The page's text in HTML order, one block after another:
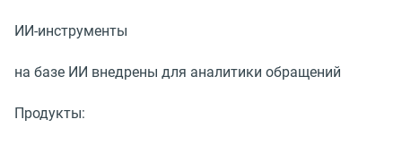
ИИ-инструменты
на базе ИИ внедрены для аналитики обращений
Продукты: